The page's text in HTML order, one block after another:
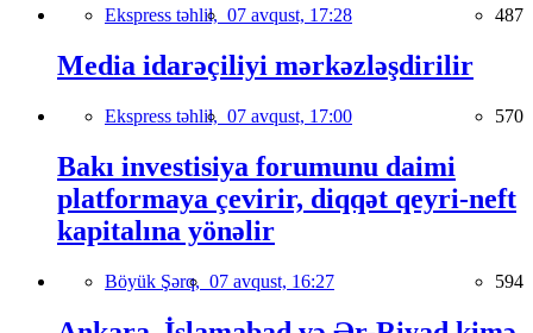
Ekspress təhlil, 07 avqust, 17:28 487
Media idarəçiliyi mərkəzləşdirilir
Ekspress təhlil, 07 avqust, 17:00 570
Bakı investisiya forumunu daimi
platformaya çevirir, diqqət qeyri-neft
kapitalına yönəlir
Böyük Şərq, 07 avqust, 16:27 594